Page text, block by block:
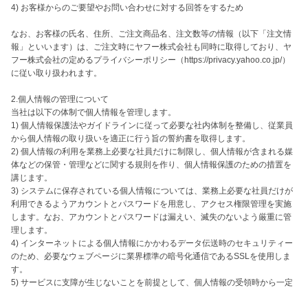
4) お客様からのご要望やお問い合わせに対する回答をするため
なお、お客様の氏名、住所、ご注文商品名、注文数等の情報（以下「注文情
報」といいます）は、ご注文時にヤフー株式会社も同時に取得しており、ヤ
フー株式会社の定めるプライバシーポリシー（https://privacy.yahoo.co.jp/）
に従い取り扱われます。
2.個人情報の管理について
当社は以下の体制で個人情報を管理します。
1) 個人情報保護法やガイドラインに従って必要な社内体制を整備し、従業員
から個人情報の取り扱いを適正に行う旨の誓約書を取得します。
2) 個人情報の利用を業務上必要な社員だけに制限し、個人情報が含まれる媒
体などの保管・管理などに関する規則を作り、個人情報保護のための措置を
講じます。
3) システムに保存されている個人情報については、業務上必要な社員だけが
利用できるようアカウントとパスワードを用意し、アクセス権限管理を実施
します。なお、アカウントとパスワードは漏えい、滅失のないよう厳重に管
理します。
4) インターネットによる個人情報にかかわるデータ伝送時のセキュリティー
のため、必要なウェブページに業界標準の暗号化通信であるSSLを使用しま
す。
5) サービスに支障が生じないことを前提として、個人情報の受領時から一定